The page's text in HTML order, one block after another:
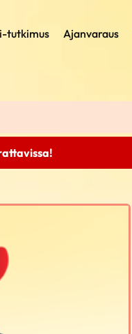
tutkimus Ajanvaraus